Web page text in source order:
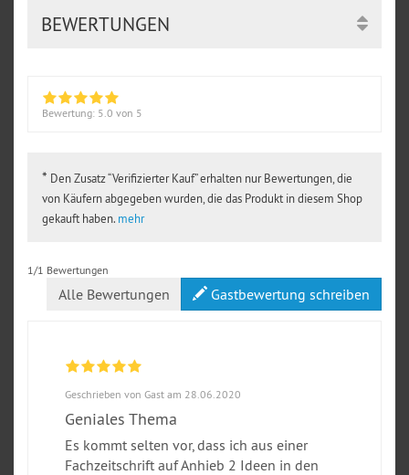
BEWERTUNGEN
Bewertung: 5.0 von 5
* Den Zusatz “Verifizierter Kauf” erhalten nur Bewertungen, die
von Käufern abgegeben wurden, die das Produkt in diesem Shop
gekauft haben. mehr
1/1 Bewertungen
Alle Bewertungen Gastbewertung schreiben
Geschrieben von Gast am 28.06.2020
Geniales Thema
Es kommt selten vor, dass ich aus einer
Fachzeitschrift auf Anhieb 2 Ideen in den